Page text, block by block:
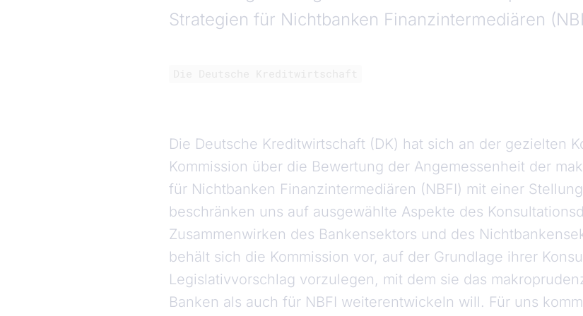
Strategien für Nichtbanken Finanzintermediären
Die Deutsche Kreditwirtschaft (DK) hat sich an der gezielten
Kommission über die Bewertung der Angemessenheit der
für Nichtbanken Finanzintermediären (NBFI) mit einer
beschränken uns auf ausgewählte Aspekte des
Zusammenwirken des Bankensektors und des
behält sich die Kommission vor, auf der Grundlage ihrer
Legislativvorschlag vorzulegen, mit dem sie das
Banken als auch für NBFI weiterentwickeln will. Für uns